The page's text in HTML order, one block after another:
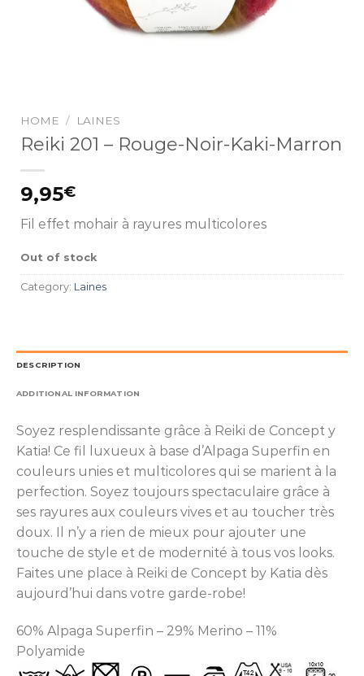
HOME / LAINES
Reiki 201 – Rouge-Noir-Kaki-Marron
9,95€
Fil effet mohair à rayures multicolores
Out of stock
Category: Laines
DESCRIPTION
ADDITIONAL INFORMATION
Soyez resplendissante grâce à Reiki de Concept y
Katia! Ce fil luxueux à base d’Alpaga Superfin en
couleurs unies et multicolores qui se marient à la
perfection. Soyez toujours spectaculaire grâce à
ses rayures aux couleurs vives et au toucher très
doux. Il n’y a rien de mieux pour ajouter une
touche de style et de modernité à tous vos looks.
Faites une place à Reiki de Concept by Katia dès
aujourd’hui dans votre garde-robe!
60% Alpaga Superfin – 29% Merino – 11%
Polyamide